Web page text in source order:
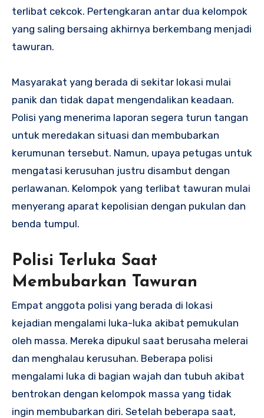
terlibat cekcok. Pertengkaran antar dua kelompok
yang saling bersaing akhirnya berkembang menjadi
tawuran.
Masyarakat yang berada di sekitar lokasi mulai
panik dan tidak dapat mengendalikan keadaan.
Polisi yang menerima laporan segera turun tangan
untuk meredakan situasi dan membubarkan
kerumunan tersebut. Namun, upaya petugas untuk
mengatasi kerusuhan justru disambut dengan
perlawanan. Kelompok yang terlibat tawuran mulai
menyerang aparat kepolisian dengan pukulan dan
benda tumpul.
Polisi Terluka Saat
Membubarkan Tawuran
Empat anggota polisi yang berada di lokasi
kejadian mengalami luka-luka akibat pemukulan
oleh massa. Mereka dipukul saat berusaha melerai
dan menghalau kerusuhan. Beberapa polisi
mengalami luka di bagian wajah dan tubuh akibat
bentrokan dengan kelompok massa yang tidak
ingin membubarkan diri. Setelah beberapa saat,